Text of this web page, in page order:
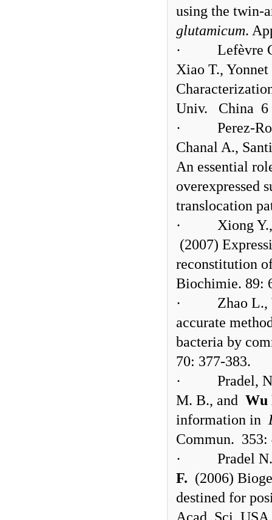
using the twin-
glutamicum.
·
Lefèvre
Xiao T.,
Univ.
China
·
Perez-
Chanal A.,
An essential
overexpressed
translocation
·
Xiong
(2007)
reconstitution
Biochimie. 89:
·
Zhao
accurate
bacteria by
70: 377-383.
·
Pradel,
M. B., and Wu
information in
Commun. 353:
·
Pradel
F. (2006)
destined for
Acad. Sci.